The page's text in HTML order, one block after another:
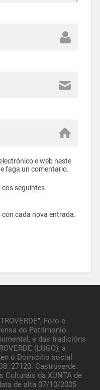
e web neste
faga un comentario.
cos seguintes
con cada nova entrada.
Foro e
do Patrimonio
e das tradicións
(LUGO), a
o Domicilio social
27120. Castroverde.
Culturáis da XUNTA de
de alta 07/10/2005